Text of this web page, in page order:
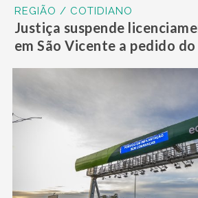
REGIÃO / COTIDIANO
Justiça suspende
em São Vicente a pedido